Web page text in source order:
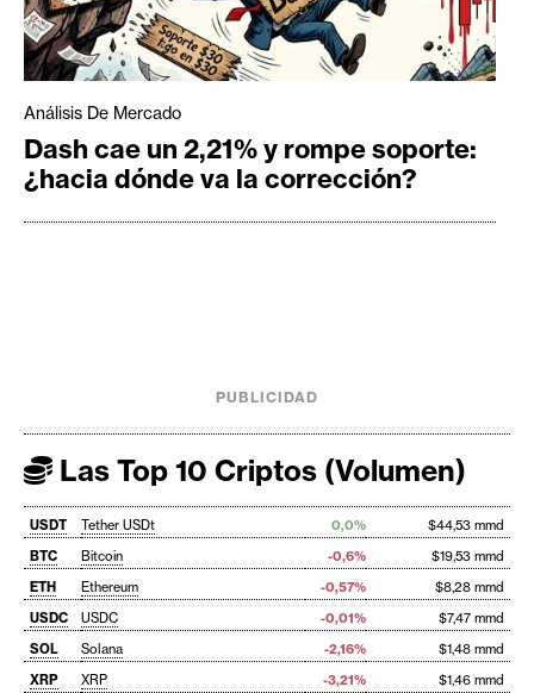
Análisis De Mercado
Dash cae un 2,21% y rompe soporte:
¿hacia dónde va la corrección?
PUBLICIDAD
Las Top 10 Criptos (Volumen)
USDT Tether USDt 0,0%
$44,53 mmd
BTC
Bitcoin -0,6%
$19,53 mmd
ETH
Ethereum -0,57%
$8,28 mmd
USDC
USDC -0,01%
$7,47 mmd
SOL
Solana -2,16%
$1,48 mmd
XRP
XRP -3,21% $1,46 mmd